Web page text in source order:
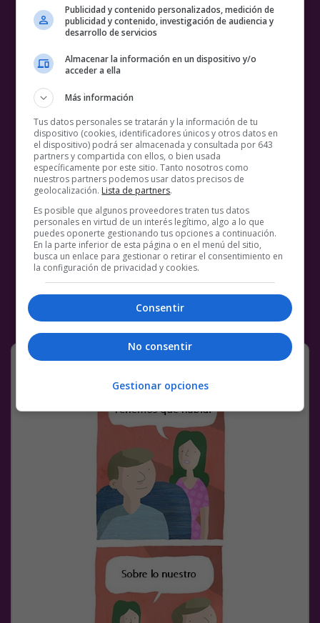
Pe-sa-das
Publicidad y contenido personalizados, medición de
publicidad y contenido, investigación de audiencia y
desarrollo de servicios
Almacenar la información en un dispositivo y/o
acceder a ella
Más información
Tus datos personales se tratarán y la información de tu
dispositivo (cookies, identificadores únicos y otros datos en
el dispositivo) podrá ser almacenada y consultada por 643
partners y compartida con ellos, o bien usada
específicamente por este sitio. Tanto nosotros como
nuestros partners podemos usar datos precisos de
geolocalización. Lista de partners.
Es posible que algunos proveedores traten tus datos
personales en virtud de un interés legítimo, algo a lo que
puedes oponerte gestionando tus opciones a continuación.
En la parte inferior de esta página o en el menú del sitio,
busca un enlace para gestionar o retirar el consentimiento en
la configuración de privacidad y cookies.
Consentir
No consentir
Gestionar opciones